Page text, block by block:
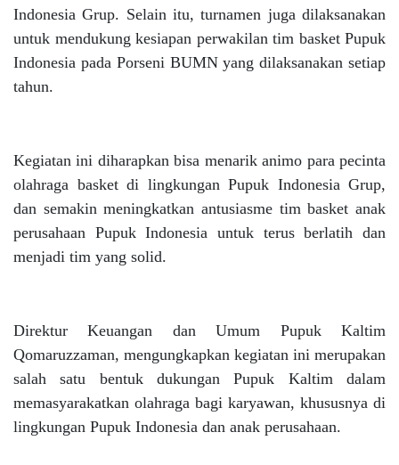
Indonesia Grup. Selain itu, turnamen juga dilaksanakan
untuk mendukung kesiapan perwakilan tim basket Pupuk
Indonesia pada Porseni BUMN yang dilaksanakan setiap
tahun.
Kegiatan ini diharapkan bisa menarik animo para pecinta
olahraga basket di lingkungan Pupuk Indonesia Grup,
dan semakin meningkatkan antusiasme tim basket anak
perusahaan Pupuk Indonesia untuk terus berlatih dan
menjadi tim yang solid.
Direktur Keuangan dan Umum Pupuk Kaltim
Qomaruzzaman, mengungkapkan kegiatan ini merupakan
salah satu bentuk dukungan Pupuk Kaltim dalam
memasyarakatkan olahraga bagi karyawan, khususnya di
lingkungan Pupuk Indonesia dan anak perusahaan.